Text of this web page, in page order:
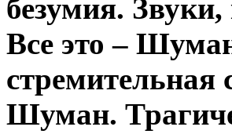
безумия.
Все это –
стремительная
Шуман.